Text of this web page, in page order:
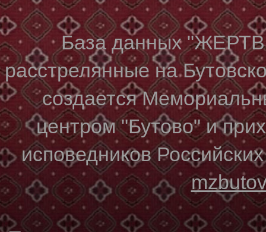
База данных
расстрелянные на
создается
центром "Бутово" и
исповедников